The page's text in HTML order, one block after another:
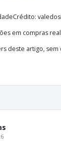
em compras
deste artigo,